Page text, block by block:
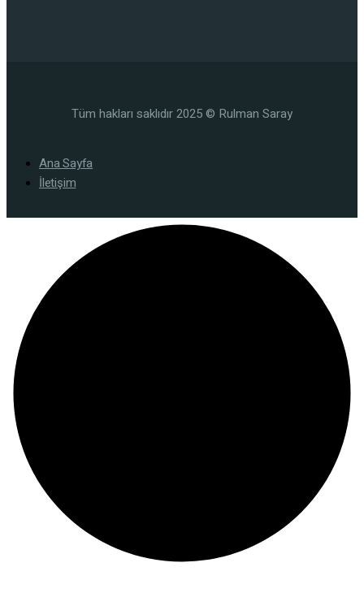
Tüm hakları saklıdır 2025 © Rulman Saray
Ana Sayfa
İletişim